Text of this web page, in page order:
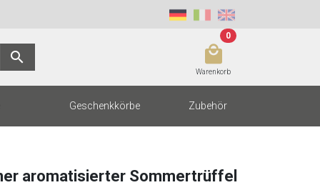
search local_mall
Warenkorb
0
Geschenkkörbe Zubehör
aromatisierter Sommertrüffel